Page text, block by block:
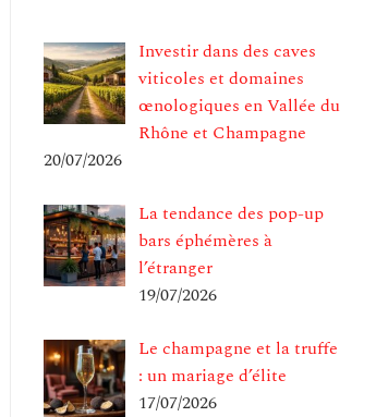
Investir dans des caves
viticoles et domaines
œnologiques en Vallée du
Rhône et Champagne
20/07/2026
La tendance des pop-up
bars éphémères à
l’étranger
19/07/2026
Le champagne et la truffe
: un mariage d’élite
17/07/2026